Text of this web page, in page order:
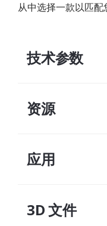
从中选择一款以匹配
技术参数
资源
应用
3D 文件